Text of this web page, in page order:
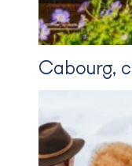
Cabourg,